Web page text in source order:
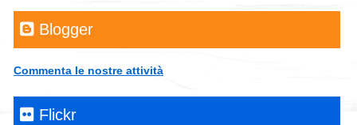
Blogger
Commenta le nostre attività
Flickr